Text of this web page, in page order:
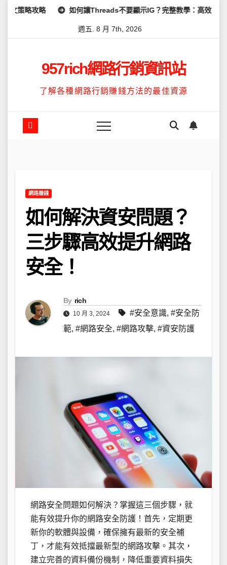
Skip如何讓Threads不要顯示IG？完整教學：高效管理你的線上隱私與
週五. 8 月 7th, 2026
957rich網路行銷資訊站
了解各種網路行銷賺錢方法的最佳資源
網路賺錢
如何解決資安問題？
三步驟高效提升網路
安全！
By rich
10 月 3, 2024 #安全意識, #安全防
範, #網路安全, #網路攻擊, #資安防護
網路安全問題如何解決？掌握這三個步驟，就
能有效提升你的網路安全防護！首先，定期更
新你的軟體與設備，確保擁有最新的安全補
丁，才能有效抵擋最新型的網路攻擊。其次，
建立完善的資料備份機制，降低重要資料損失